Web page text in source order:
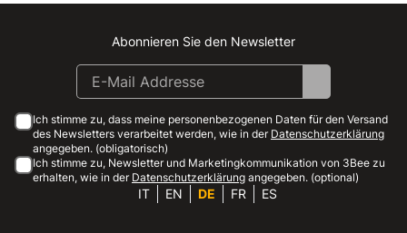
Instagram
Facebook
Linkedin
Youtube
Abonnieren Sie den Newsletter
Ich stimme zu, dass meine personenbezogenen Daten für den Versand
des Newsletters verarbeitet werden, wie in der Datenschutzerklärung
angegeben. (obligatorisch)
Ich stimme zu, Newsletter und Marketingkommunikation von 3Bee zu
erhalten, wie in der Datenschutzerklärung angegeben. (optional)
IT EN DE FR ES